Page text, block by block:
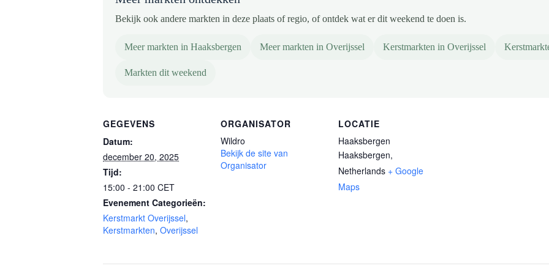
Bekijk ook andere markten in deze plaats of regio, of ontdek wat er dit weekend te doen is.
Meer markten in Haaksbergen Meer markten in Overijssel Kerstmarkten in Overijssel
Markten dit weekend
GEGEVENS
Datum:
december 20, 2025
Tijd:
15:00 - 21:00 CET
Evenement Categorieën:
Kerstmarkt Overijssel,
Kerstmarkten, Overijssel
ORGANISATOR
Wildro
Bekijk de site van
Organisator
LOCATIE
Haaksbergen
Haaksbergen,
Netherlands + Google
Maps